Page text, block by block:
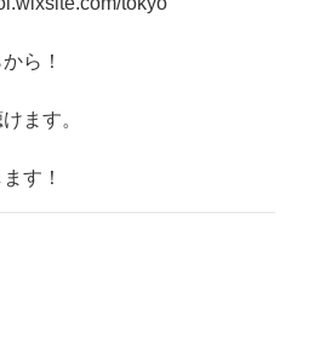
ら！
ます。
す！